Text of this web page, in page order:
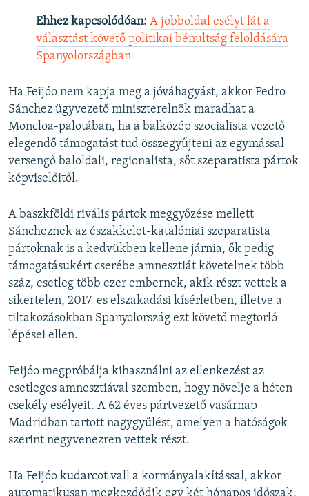
Ehhez kapcsolódóan: A jobboldal esélyt lát a
választást követő politikai bénultság feloldására
Spanyolországban
Ha Feijóo nem kapja meg a jóváhagyást, akkor Pedro
Sánchez ügyvezető miniszterelnök maradhat a
Moncloa-palotában, ha a balközép szocialista vezető
elegendő támogatást tud összegyűjteni az egymással
versengő baloldali, regionalista, sőt szeparatista pártok
képviselőitől.
A baszkföldi rivális pártok meggyőzése mellett
Sáncheznek az északkelet-katalóniai szeparatista
pártoknak is a kedvükben kellene járnia, ők pedig
támogatásukért cserébe amnesztiát követelnek több
száz, esetleg több ezer embernek, akik részt vettek a
sikertelen, 2017-es elszakadási kísérletben, illetve a
tiltakozásokban Spanyolország ezt követő megtorló
lépései ellen.
Feijóo megpróbálja kihasználni az ellenkezést az
esetleges amnesztiával szemben, hogy növelje a héten
csekély esélyeit. A 62 éves pártvezető vasárnap
Madridban tartott nagygyűlést, amelyen a hatóságok
szerint negyvenezren vettek részt.
Ha Feijóo kudarcot vall a kormányalakítással, akkor